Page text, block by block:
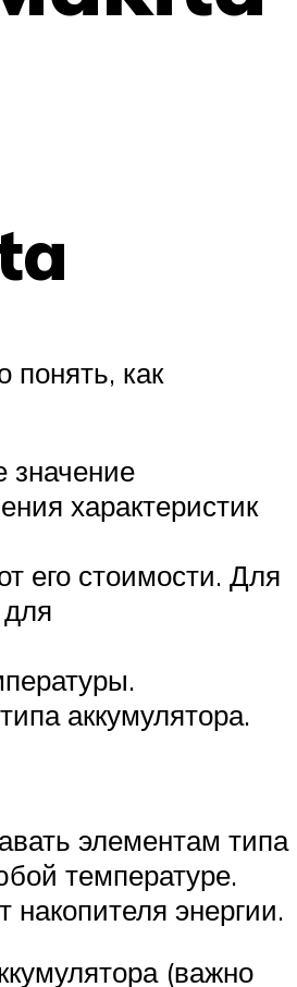
понять, как
значение
характеристик
его стоимости. Для
аккумулятора.
элементам типа
температуре.
энергии.
(важно